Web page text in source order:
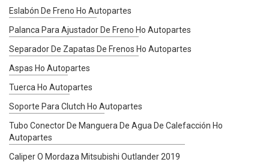
Eslabón De Freno Ho Autopartes
Palanca Para Ajustador De Freno Ho Autopartes
Separador De Zapatas De Frenos Ho Autopartes
Aspas Ho Autopartes
Tuerca Ho Autopartes
Soporte Para Clutch Ho Autopartes
Tubo Conector De Manguera De Agua De Calefacción Ho
Autopartes
Caliper O Mordaza Mitsubishi Outlander 2019